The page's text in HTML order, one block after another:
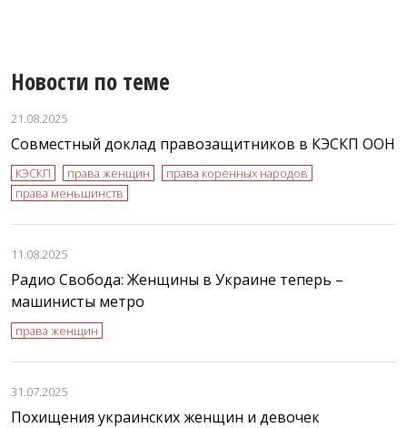
Новости по теме
21.08.2025
Совместный доклад правозащитников в КЭСКП ООН
КЭСКП права женщин
права коренных народов
права меньшинств
11.08.2025
Радио Свобода: Женщины в Украине теперь –
машинисты метро
права женщин
31.07.2025
Похищения украинских женщин и девочек